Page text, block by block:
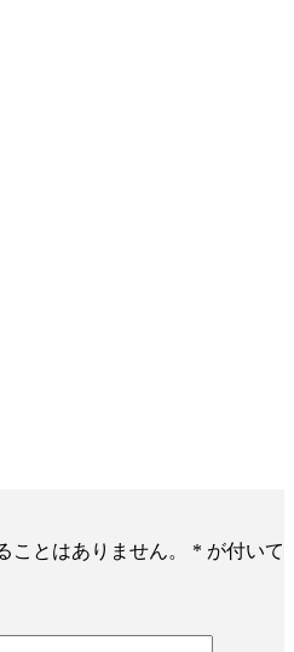
ことはありません。 * が付いて